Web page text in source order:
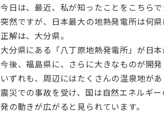
今日は、最近、私が知ったことをこちらで
突然ですが、日本最大の地熱発電所は何県
正解は、大分県。
大分県にある「八丁原地熱発電所」が日本
今後、福島県に、さらに大きなものが開発
いずれも、周辺にはたくさんの温泉地があ
震災での事故を受け、国は自然エネルギ
発の動きが広がると見られています。